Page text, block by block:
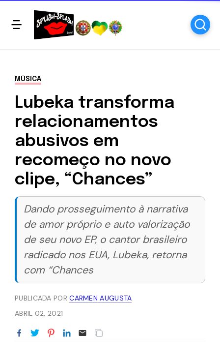
MÚSICA
Lubeka transforma
relacionamentos
abusivos em
recomeço no novo
clipe, “Chances”
Dando prosseguimento à narrativa
de amor próprio e auto valorização
de seu novo EP, o cantor brasileiro
radicado nos EUA, Lubeka, retorna
com “Chances
PUBLICADA PORCARMEN AUGUSTA
ABRIL 02, 2021